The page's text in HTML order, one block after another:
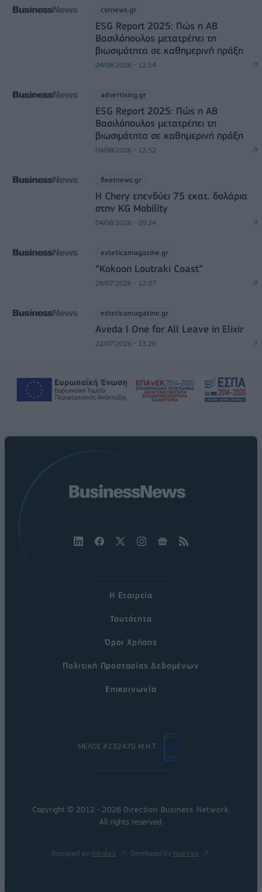
csrnews.gr
ESG Report 2025: Πώς η ΑΒ
Βασιλόπουλος μετατρέπει τη
βιωσιμότητα σε καθημερινή πράξη
04/08/2026 - 12:54
advertising.gr
ESG Report 2025: Πώς η ΑΒ
Βασιλόπουλος μετατρέπει τη
βιωσιμότητα σε καθημερινή πράξη
04/08/2026 - 12:52
fleetnews.gr
Η Chery επενδύει 75 εκατ. δολάρια
στην KG Mobility
04/08/2026 - 09:24
esteticamagazine.gr
“Kokoon Loutraki Coast”
28/07/2026 - 12:07
esteticamagazine.gr
Aveda I One for All Leave in Elixir
22/07/2026 - 13:20
Η Εταιρεία
Ταυτότητα
Όροι Χρήσης
Πολιτική Προστασίας Δεδομένων
Επικοινωνία
ΜΕΛΟΣ #232470 Μ.Η.Τ.
Copyright © 2012 - 2026 Direction Business Network
All rights reserved.
Designed by nikolas Developed by Nuevvo